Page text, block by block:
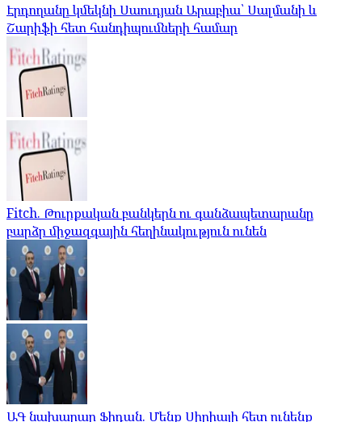
Էրդողանը կմեկնի Սաուդյան Արաբիա՝ Սալմանի և
Շարիֆի հետ հանդիպումների համար
Fitch. Թուրքական բանկերն ու գանձապետարանը
բարձր միջազգային հեղինակություն ունեն
ԱԳ նախարար Ֆիդան. Մենք Սիրիայի հետ ունենք